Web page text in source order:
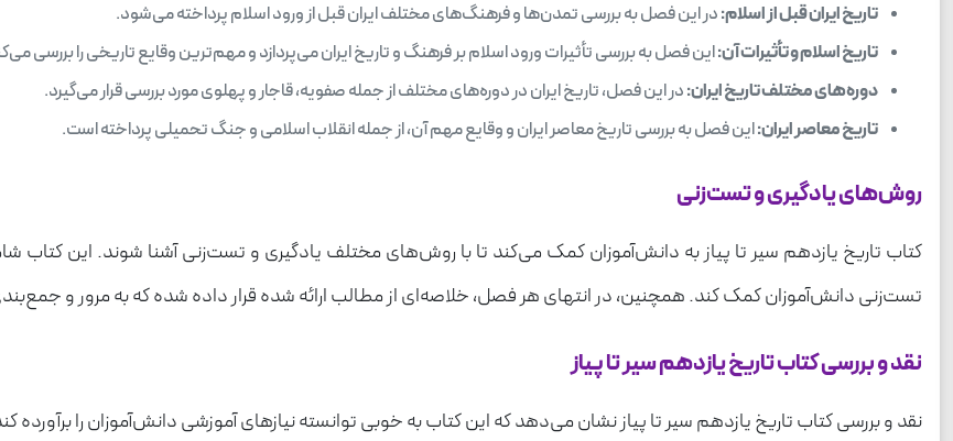
تاریخ ایران قبل از اسلام:در این فصل به بررسی تمدن‌ها و فرهنگ‌های مختلف ایران قبل از ورود اسلام پرداخته می‌شود.
تاریخ اسلام و تأثیرات آن:این فصل به بررسی تأثیرات ورود اسلام بر فرهنگ و تاریخ ایران می‌پردازد و مهم‌ترین وقایع تاریخی را بررسی
دوره‌های مختلف تاریخ ایران:در این فصل، تاریخ ایران در دوره‌های مختلف از جمله صفویه، قاجار و پهلوی مورد بررسی قرار می‌گیرد.
تاریخ معاصر ایران:این فصل به بررسی تاریخ معاصر ایران و وقایع مهم آن، از جمله انقلاب اسلامی و جنگ تحمیلی پرداخته است.
روش‌های یادگیری و تست‌زنی
کتاب تاریخ یازدهم سیر تا پیاز به دانش‌آموزان کمک می‌کند تا با روش‌های مختلف یادگیری و تست‌زنی آشنا شوند. این
تست‌زنی دانش‌آموزان کمک کند. همچنین، در انتهای هر فصل، خلاصه‌ای از مطالب ارائه شده قرار داده شده که به مرور و
نقد و بررسی کتاب تاریخ یازدهم سیر تا پیاز
نقد و بررسی کتاب تاریخ یازدهم سیر تا پیاز نشان می‌دهد که این کتاب به خوبی توانسته نیازهای آموزشی دانش‌آموزان را